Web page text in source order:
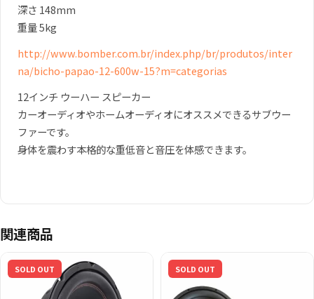
深さ 148mm
重量 5kg
http://www.bomber.com.br/index.php/br/produtos/inter
na/bicho-papao-12-600w-15?m=categorias
12インチ ウーハー スピーカー
カーオーディオやホームオーディオにオススメできるサブウー
ファーです。
身体を震わす本格的な重低音と音圧を体感できます。
関連商品
SOLD OUT SOLD OUT